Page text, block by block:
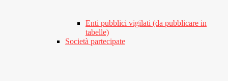
Enti pubblici vigilati (da pubblicare in
tabelle)
Società partecipate